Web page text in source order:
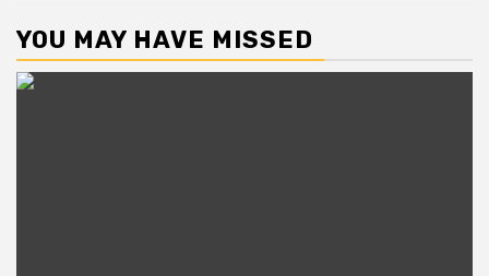
YOU MAY HAVE MISSED